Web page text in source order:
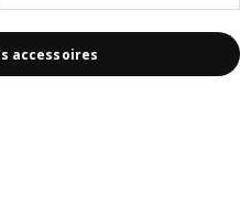
accessoires